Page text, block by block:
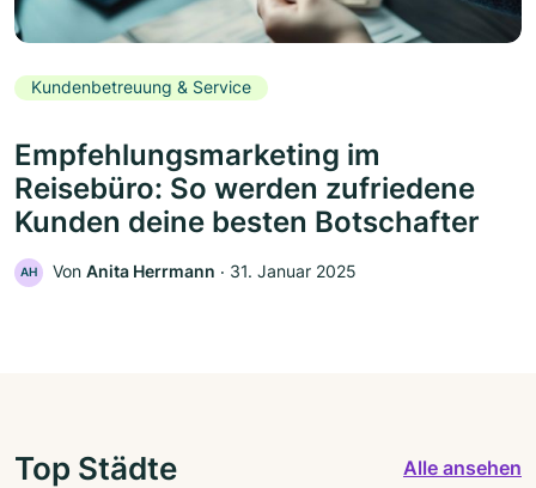
Kundenbetreuung & Service
Empfehlungsmarketing im
Reisebüro: So werden zufriedene
Kunden deine besten Botschafter
AH Von Anita Herrmann ‧ 31. Januar 2025
Top Städte Alle ansehen